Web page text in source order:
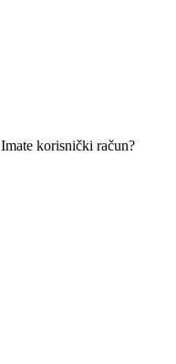
Imate korisnički račun?